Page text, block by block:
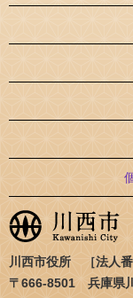
川西市役所 ［法人番
〒666-8501 兵庫県